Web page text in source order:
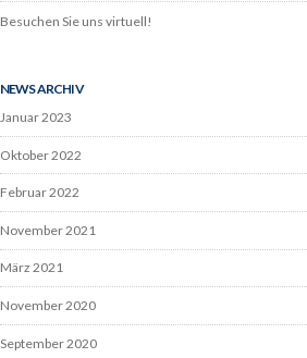
Besuchen Sie uns virtuell!
NEWS ARCHIV
Januar 2023
Oktober 2022
Februar 2022
November 2021
März 2021
November 2020
September 2020